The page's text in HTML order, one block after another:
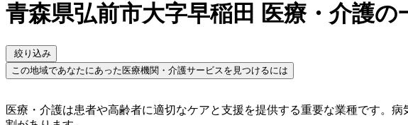
青森県弘前市大字早稲田 医療・介護の
絞り込み
この地域であなたにあった医療機関・介護サービスを見つけるには
医療・介護は患者や高齢者に適切なケアと支援を提供する重要な業種です。